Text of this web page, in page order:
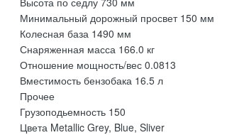
Минимальный дорожный просвет 150 мм
Колесная база 1490 мм
Снаряженная масса 166.0 кг
Отношение мощность/вес 0.0813
Вместимость бензобака 16.5 л
Прочее
Грузоподьемность 150
Цвета Metallic Grey, Blue, Sliver